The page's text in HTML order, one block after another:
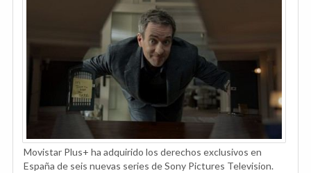
Movistar Plus+ ha adquirido los derechos exclusivos en
España de seis nuevas series de Sony Pictures Television.